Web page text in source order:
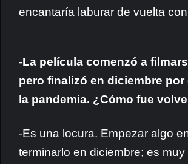
encantaría laburar de vuelta
-La película comenzó a
pero finalizó en diciembre por
la pandemia. ¿Cómo fue
-Es una locura. Empezar algo
terminarlo en diciembre; es